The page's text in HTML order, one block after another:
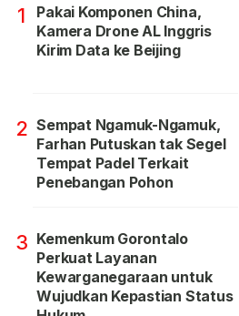
1
Pakai Komponen China,
Kamera Drone AL Inggris
Kirim Data ke Beijing
2 Sempat Ngamuk-Ngamuk,
Farhan Putuskan tak Segel
Tempat Padel Terkait
Penebangan Pohon
3 Kemenkum Gorontalo
Perkuat Layanan
Kewarganegaraan untuk
Wujudkan Kepastian Status